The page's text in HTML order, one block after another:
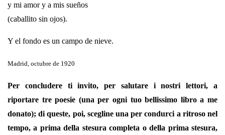
y mi amor y a mis sueños
(caballito sin ojos).
Y el fondo es un campo de nieve.
Madrid, octubre de 1920
Per concludere ti invito, per salutare i nostri lettori, a
riportare tre poesie (una per ogni tuo bellissimo libro a me
donato); di queste, poi, scegline una per condurci a ritroso nel
tempo, a prima della stesura completa o della prima stesura,